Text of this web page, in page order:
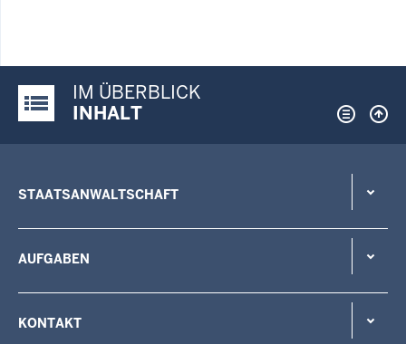
Justiz-Portal im Überblick:
IM ÜBERBLICK
INHALT
STAATSANWALTSCHAFT
AUFGABEN
KONTAKT